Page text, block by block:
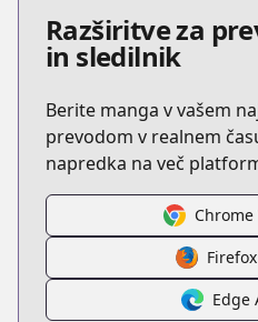
Razširitve za
in sledilnik
Berite manga v vašem
prevodom v realnem
napredka na več
Edge